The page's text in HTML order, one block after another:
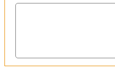
買取実績 – 週刊 ラ・フェラ